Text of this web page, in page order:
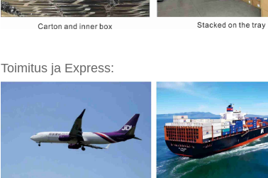
Toimitus ja Express: